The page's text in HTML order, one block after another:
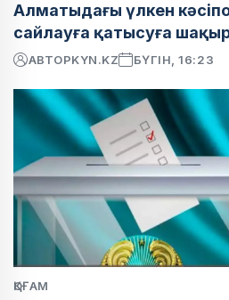
Алматыдағы үлкен
сайлауға қатысуға
АВТОРKYN.KZ БҮГІН, 16:23
ҚОҒАМ